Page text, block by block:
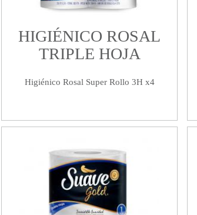
HIGIÉNICO ROSAL
TRIPLE HOJA
Higiénico Rosal Super Rollo 3H x4